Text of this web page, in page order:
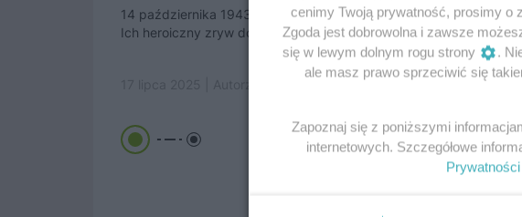
14 października 1943 roku grupa Żydów zorganizowała ucieczkę
Ich heroiczny zryw doprowadził do likwidacji obozu. Ilu
Krzysztof Potaczała
cenimy Twoją prywatność, prosimy o
Zgoda jest dobrowolna i zawsze
się w lewym dolnym rogu strony
.
ale masz prawo sprzeciwić się
Zapoznaj się z poniższymi
internetowych. Szczegółowe
Prywatności